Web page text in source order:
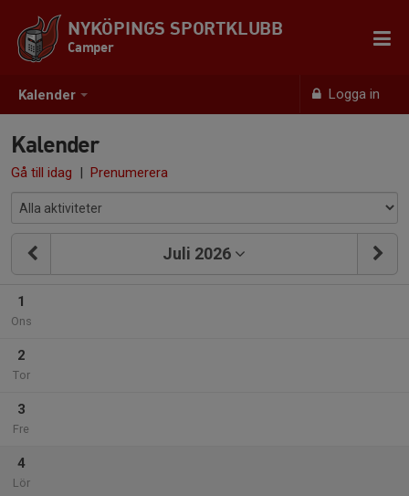
Kalender Logga in
NYKÖPINGS SPORTKLUBB
Camper
Kalender
Gå till idag | Prenumerera
Juli 2026
1
Ons
2
Tor
3
Fre
4
Lör